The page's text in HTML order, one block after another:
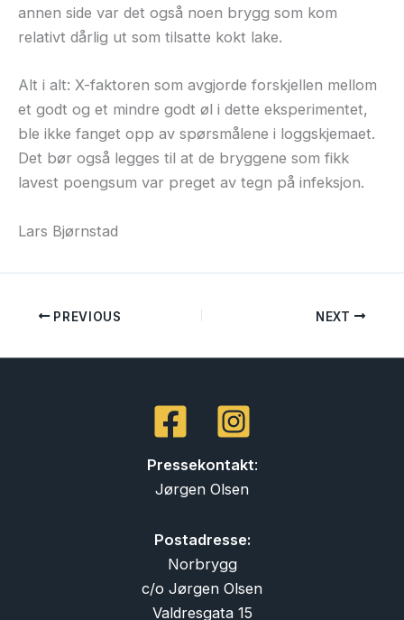
annen side var det også noen brygg som kom
relativt dårlig ut som tilsatte kokt lake.
Alt i alt: X-faktoren som avgjorde forskjellen mellom
et godt og et mindre godt øl i dette eksperimentet,
ble ikke fanget opp av spørsmålene i loggskjemaet.
Det bør også legges til at de bryggene som fikk
lavest poengsum var preget av tegn på infeksjon.
Lars Bjørnstad
PREVIOUS NEXT
Pressekontakt:
Jørgen Olsen
Postadresse:
Norbrygg
c/o Jørgen Olsen
Valdresgata 15